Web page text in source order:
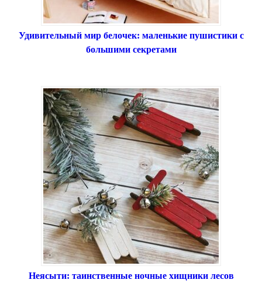
Удивительный мир белочек: маленькие пушистики с
большими секретами
Неясыти: таинственные ночные хищники лесов